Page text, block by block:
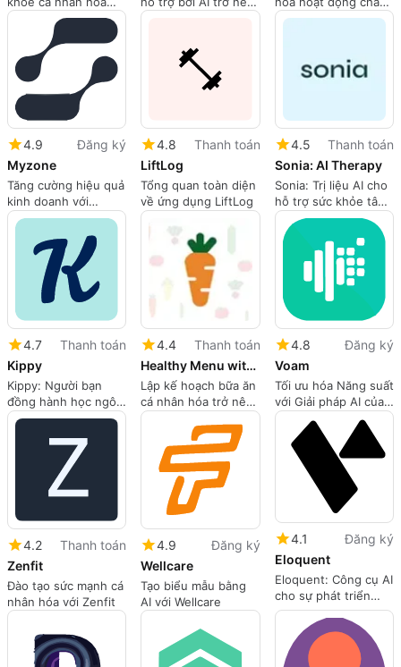
cho cuộc sống lành
mạnh lâu dài
dễ dàng
sóc sức khỏe
4.9
Đăng ký
Myzone
Tăng cường hiệu quả
kinh doanh với
MyZone AI Chatbots
4.8
Thanh toán
LiftLog
Tổng quan toàn diện
về ứng dụng LiftLog
4.5
Thanh toán
Sonia: AI Therapy
Sonia: Trị liệu AI cho
hỗ trợ sức khỏe tâm
thần
4.7
Thanh toán
Kippy
Kippy: Người bạn
đồng hành học ngôn
ngữ AI của bạn
4.4
Thanh toán
Healthy Menu with AI GPT
Lập kế hoạch bữa ăn
cá nhân hóa trở nên
dễ dàng
4.8
Đăng ký
Voam
Tối ưu hóa Năng suất
với Giải pháp AI của
Voam
4.2
Thanh toán
Zenfit
Đào tạo sức mạnh cá
nhân hóa với Zenfit
4.9
Đăng ký
Wellcare
Tạo biểu mẫu bằng
AI với Wellcare
4.1
Đăng ký
Eloquent
Eloquent: Công cụ AI
cho sự phát triển
LinkedIn